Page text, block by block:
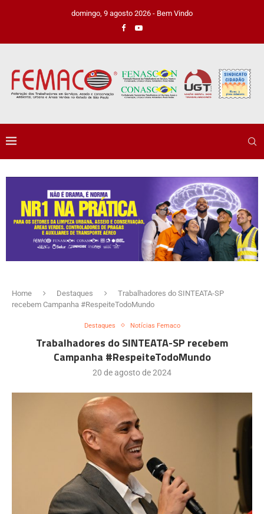
domingo, 9 agosto 2026 - Bem Vindo
Home Destaques
Trabalhadores do SINTEATA-SP
recebem Campanha #RespeiteTodoMundo
Destaques Notícias Femaco
Trabalhadores do SINTEATA-SP recebem
Campanha #RespeiteTodoMundo
20 de agosto de 2024